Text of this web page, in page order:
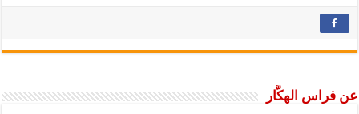
عن فراس الهكَّار